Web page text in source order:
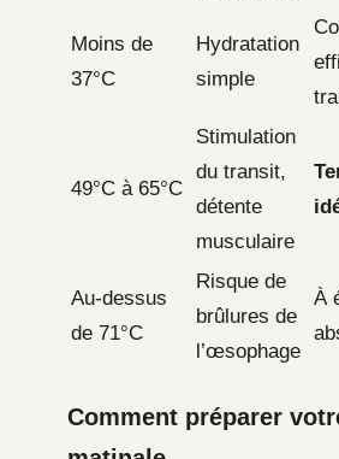
Moins de
37°C
Hydratation
simple
49°C à 65°C
Stimulation
du transit,
détente
musculaire
Au-dessus
de 71°C
Risque de
brûlures de
l’œsophage
À
Comment préparer